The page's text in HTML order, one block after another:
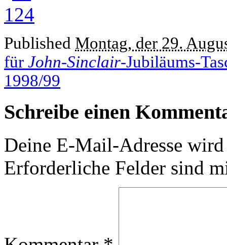
Published Montag, der 29.
für John-Sinclair-Jubiläums-
1998/99
Schreibe einen
Deine E-Mail-Adresse
Erforderliche Felder sind